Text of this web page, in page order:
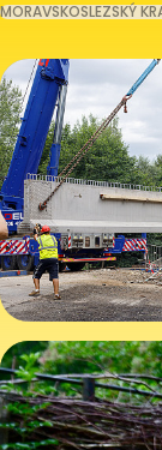
MORAVSKOSLEZSKÝ